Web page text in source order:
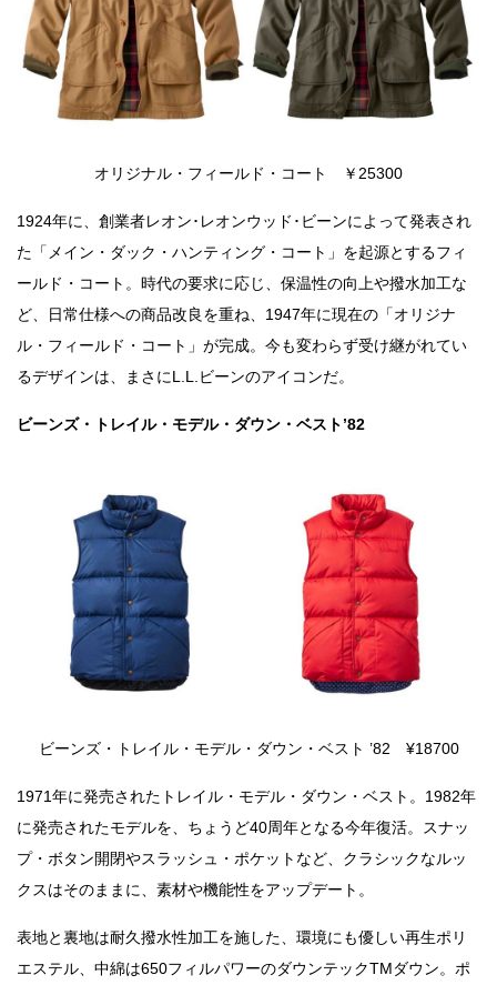
オリジナル・フィールド・コート ￥25300
1924年に、創業者レオン･レオンウッド･ビーンによって発表され
た「メイン・ダック・ハンティング・コート」を起源とするフィ
ールド・コート。時代の要求に応じ、保温性の向上や撥水加工な
ど、日常仕様への商品改良を重ね、1947年に現在の「オリジナ
ル・フィールド・コート」が完成。今も変わらず受け継がれてい
るデザインは、まさにL.L.ビーンのアイコンだ。
ビーンズ・トレイル・モデル・ダウン・ベスト’82
ビーンズ・トレイル・モデル・ダウン・ベスト ’82 ¥18700
1971年に発売されたトレイル・モデル・ダウン・ベスト。1982年
に発売されたモデルを、ちょうど40周年となる今年復活。スナッ
プ・ボタン開閉やスラッシュ・ポケットなど、クラシックなルッ
クスはそのままに、素材や機能性をアップデート。
表地と裏地は耐久撥水性加工を施した、環境にも優しい再生ポリ
エステル、中綿は650フィルパワーのダウンテックTMダウン。ポ